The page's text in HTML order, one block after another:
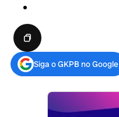
Siga o GKPB no Google